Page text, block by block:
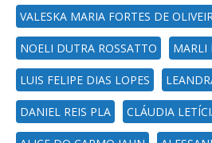
VALESKA MARIA FORTES DE
NOELI DUTRA ROSSATTO MARLI
LUIS FELIPE DIAS LOPES
DANIEL REIS PLA CLÁUDIA